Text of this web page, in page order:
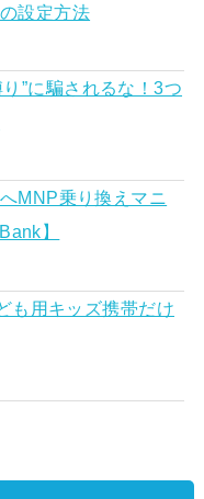
設定方法
”に騙されるな！3つ
MNP乗り換えマニ
】
も用キッズ携帯だけ